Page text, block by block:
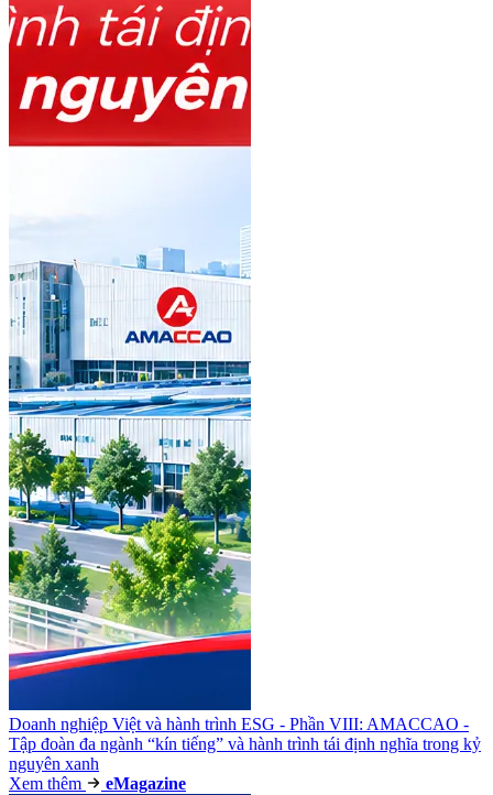
Doanh nghiệp Việt và hành trình ESG - Phần VIII: AMACCAO -
Tập đoàn đa ngành “kín tiếng” và hành trình tái định nghĩa trong kỷ
nguyên xanh
Xem thêm
eMagazine